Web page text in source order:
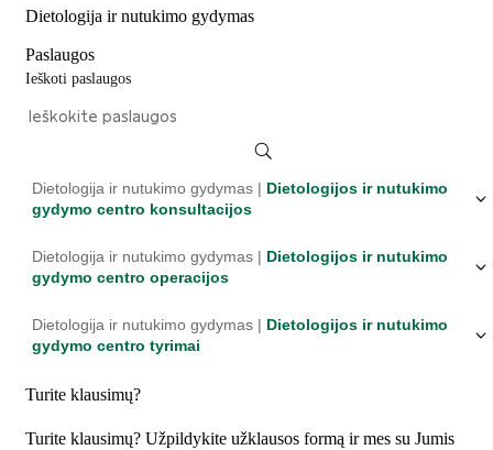
Dietologija ir nutukimo gydymas
Paslaugos
Ieškoti paslaugos
Dietologija ir nutukimo gydymas | Dietologijos ir nutukimo
gydymo centro konsultacijos
Dietologija ir nutukimo gydymas | Dietologijos ir nutukimo
gydymo centro operacijos
Dietologija ir nutukimo gydymas | Dietologijos ir nutukimo
gydymo centro tyrimai
Turite klausimų?
Turite klausimų? Užpildykite užklausos formą ir mes su Jumis